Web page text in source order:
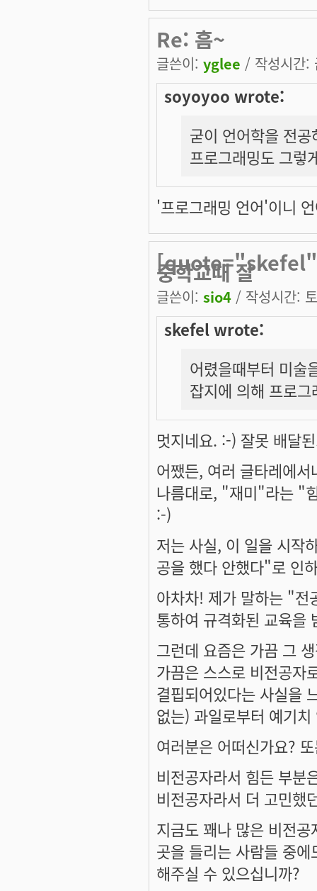
Re: 흠~
글쓴이: yglee / 작성시간
soyoyoo wrote:
굳이 언어학을 전
프로그래밍도 그렇
'프로그래밍 언어'이니
[quote="skefel"]
중학교때 잘
글쓴이: sio4 / 작성시간:
skefel wrote:
어렸을때부터 미술
잡지에 의해 프로
멋지네요. :-) 잘못 배달
어쨌든, 여러 글타레에
나름대로, "재미"라는 "
:-)
저는 사실, 이 일을 시작
공을 했다 안했다"로 인
아차차! 제가 말하는 "전
통하여 규격화된 교육을
그런데 요즘은 가끔 그
가끔은 스스로 비전공자
결핍되어있다는 사실을
없는) 과일로부터 예기
여러분은 어떠신가요?
비전공자라서 힘든 부분
비전공자라서 더 고민했
지금도 꽤나 많은 비전
곳을 들리는 사람들 중
해주실 수 있으십니까?